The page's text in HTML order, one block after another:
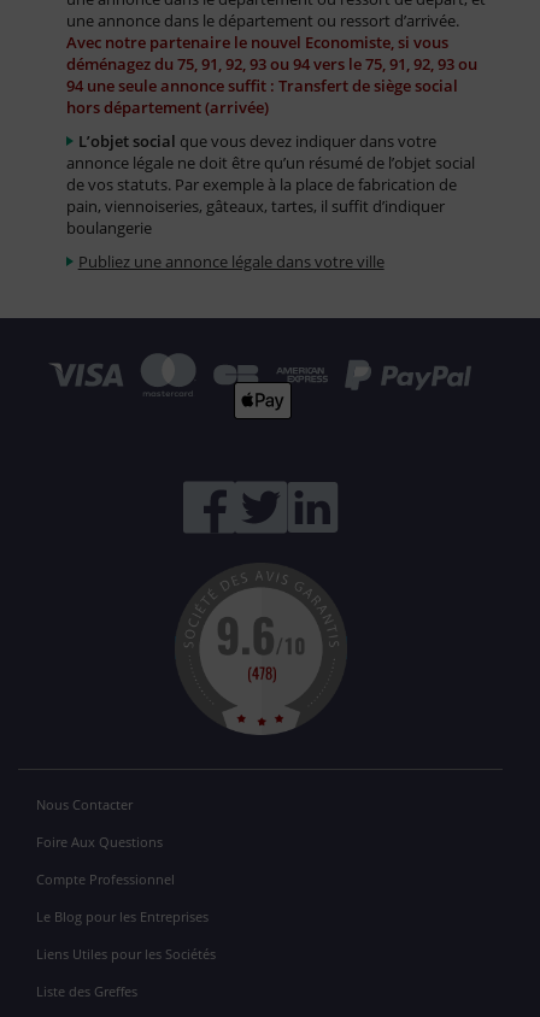
une annonce dans le département ou ressort d’arrivée.
Avec notre partenaire le nouvel Economiste, si vous
déménagez du 75, 91, 92, 93 ou 94 vers le 75, 91, 92, 93 ou
94 une seule annonce suffit : Transfert de siège social
hors département (arrivée)
L’objet social que vous devez indiquer dans votre
annonce légale ne doit être qu’un résumé de l’objet social
de vos statuts. Par exemple à la place de fabrication de
pain, viennoiseries, gâteaux, tartes, il suffit d’indiquer
boulangerie
Publiez une annonce légale dans votre ville
Nous Contacter
Foire Aux Questions
Compte Professionnel
Le Blog pour les Entreprises
Liens Utiles pour les Sociétés
Liste des Greffes